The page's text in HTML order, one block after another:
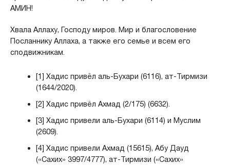
АМИН!
Хвала Аллаху, Господу миров. Мир и благословение
Посланнику Аллаха, а также его семье и всем его
сподвижникам.
[1] Хадис привёл аль-Бухари (6116), ат-Тирмизи
(1644/2020).
[2] Хадис привёл Ахмад (2/175) (6632).
[3] Хадис привели аль-Бухари (6114) и Муслим
(2609).
[4] Хадис привели Ахмад (15615), Абу Дауд
(«Сахих» 3997/4777), ат-Тирмизи («Сахих»